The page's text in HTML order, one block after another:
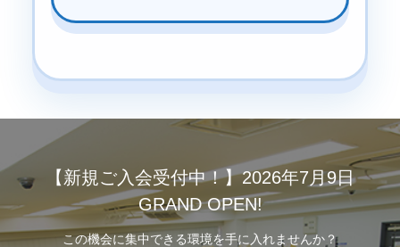
【新規ご入会受付中！】2026年7月9日
GRAND OPEN!
この機会に集中できる環境を手に入れませんか？